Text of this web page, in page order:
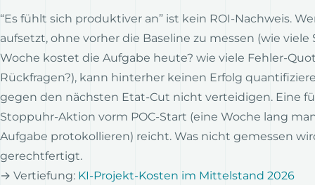
“Es fühlt sich produktiver an” ist kein ROI-Nachweis.
aufsetzt, ohne vorher die Baseline zu messen (wie
Woche kostet die Aufgabe heute? wie viele Fehler-
Rückfragen?), kann hinterher keinen Erfolg
gegen den nächsten Etat-Cut nicht verteidigen. Eine
Stoppuhr-Aktion vorm POC-Start (eine Woche lang
Aufgabe protokollieren) reicht. Was nicht gemessen
gerechtfertigt.
→ Vertiefung: KI-Projekt-Kosten im Mittelstand 2026